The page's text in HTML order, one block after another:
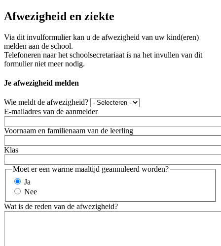
Afwezigheid en ziekte
Via dit invulformulier kan u de afwezigheid van uw kind(eren)
melden aan de school.
Telefoneren naar het schoolsecretariaat is na het invullen van dit
formulier niet meer nodig.
Je afwezigheid melden
Wie meldt de afwezigheid?
E-mailadres van de aanmelder
Voornaam en familienaam van de leerling
Klas
Moet er een warme maaltijd geannuleerd worden?
Ja
Nee
Wat is de reden van de afwezigheid?